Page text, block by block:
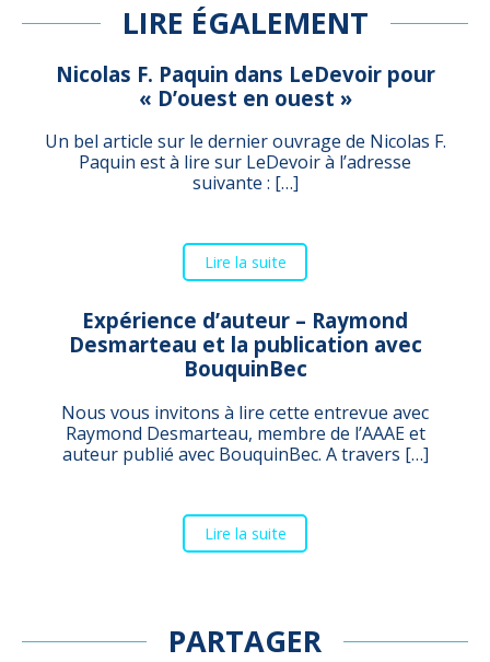
LIRE ÉGALEMENT
Nicolas F. Paquin dans LeDevoir pour
« D’ouest en ouest »
Un bel article sur le dernier ouvrage de Nicolas F.
Paquin est à lire sur LeDevoir à l’adresse
suivante : […]
Lire la suite
Expérience d’auteur – Raymond
Desmarteau et la publication avec
BouquinBec
Nous vous invitons à lire cette entrevue avec
Raymond Desmarteau, membre de l’AAAE et
auteur publié avec BouquinBec. A travers […]
Lire la suite
PARTAGER